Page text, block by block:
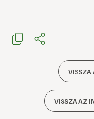
VISSZA
VISSZA AZ